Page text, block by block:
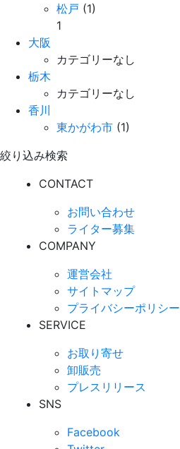
松戸 (1)
1
大阪
カテゴリーなし
栃木
カテゴリーなし
香川
東かがわ市 (1)
絞り込み検索
CONTACT
お問い合わせ
ライター募集
COMPANY
運営会社
サイトマップ
プライバシーポリシー
SERVICE
お取り寄せ
卸販売
プレスリリース
SNS
Facebook